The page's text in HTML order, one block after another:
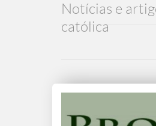
Notícias e
católica